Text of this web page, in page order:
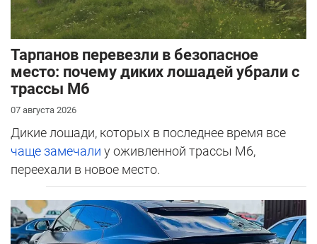
Тарпанов перевезли в безопасное
место: почему диких лошадей убрали с
трассы М6
07 августа 2026
Дикие лошади, которых в последнее время все
чаще замечали у оживленной трассы М6,
переехали в новое место.